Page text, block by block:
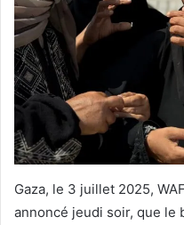
Gaza, le 3 juillet 2025,
annoncé jeudi soir, que le